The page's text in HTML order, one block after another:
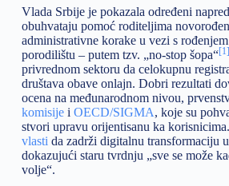
Vlada Srbije je pokazala određeni
obuhvataju pomoć roditeljima
administrativne korake u vezi s
porodilištu – putem tzv. „no-stop šopa“[1]
privrednom sektoru da celokupnu
društava obave onlajn. Dobri rezultati
ocena na međunarodnom nivou,
komisijei OECD/SIGMA, koje su
stvori upravu orijentisanu ka
vlasti da zadrži digitalnu transformaciju
dokazujući staru tvrdnju „sve se može
volje“.